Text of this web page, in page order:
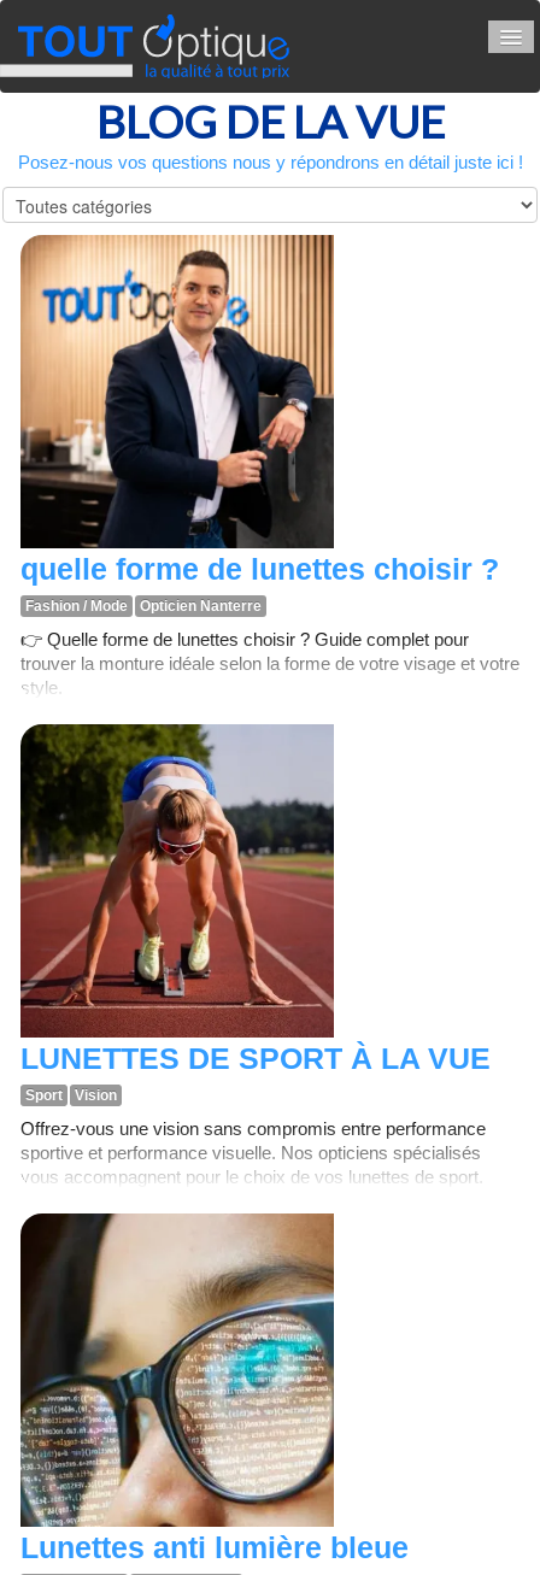
VOTRE VISION▼
BLOG ET NEWS
BLOG DE LA VUE
Posez-nous vos questions nous y répondrons en détail juste ici !
quelle forme de lunettes choisir ?
Fashion / Mode Opticien Nanterre
👉 Quelle forme de lunettes choisir ? Guide complet pour
trouver la monture idéale selon la forme de votre visage et votre
style.
LUNETTES DE SPORT À LA VUE
Sport Vision
Offrez-vous une vision sans compromis entre performance
sportive et performance visuelle. Nos opticiens spécialisés
vous accompagnent pour le choix de vos lunettes de sport.
Lunettes anti lumière bleue